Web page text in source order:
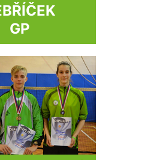
GP